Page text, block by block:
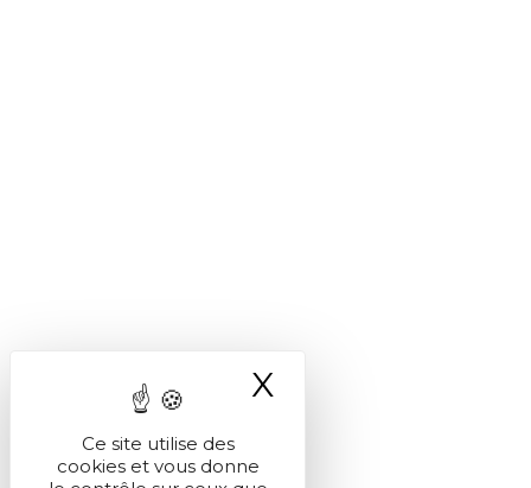
Ce site utilise des
cookies et vous donne
X